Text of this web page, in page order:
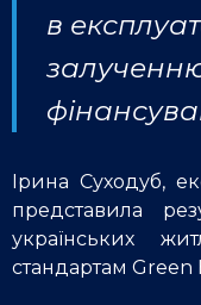
в
Ірина Суходуб,
представила
українських
стандартам Green